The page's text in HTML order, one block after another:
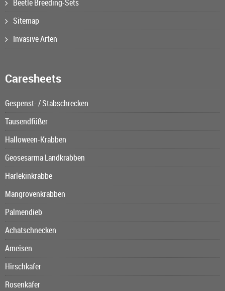
Beetle Breeding-Sets
Sitemap
Invasive Arten
Caresheets
Gespenst- / Stabschrecken
Tausendfüßer
Halloween-Krabben
Geosesarma Landkrabben
Harlekinkrabbe
Mangrovenkrabben
Palmendieb
Achatschnecken
Ameisen
Hirschkäfer
Rosenkäfer